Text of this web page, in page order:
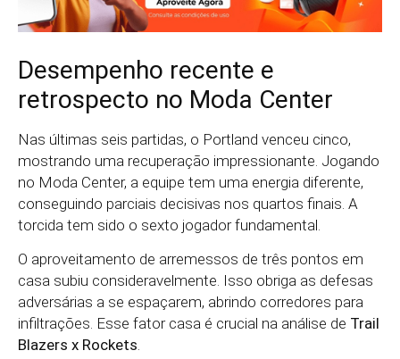
Desempenho recente e
retrospecto no Moda Center
Nas últimas seis partidas, o Portland venceu cinco,
mostrando uma recuperação impressionante. Jogando
no Moda Center, a equipe tem uma energia diferente,
conseguindo parciais decisivas nos quartos finais. A
torcida tem sido o sexto jogador fundamental.
O aproveitamento de arremessos de três pontos em
casa subiu consideravelmente. Isso obriga as defesas
adversárias a se espaçarem, abrindo corredores para
infiltrações. Esse fator casa é crucial na análise de Trail
Blazers x Rockets.